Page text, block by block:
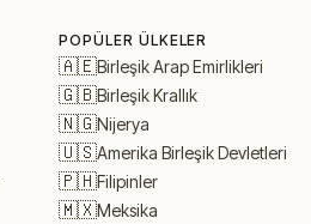
POPÜLER ÜLKELER
🇦🇪Birleşik Arap Emirlikleri
🇬🇧Birleşik Krallık
🇳🇬Nijerya
🇺🇸Amerika Birleşik Devletleri
🇵🇭Filipinler
🇲🇽Meksika